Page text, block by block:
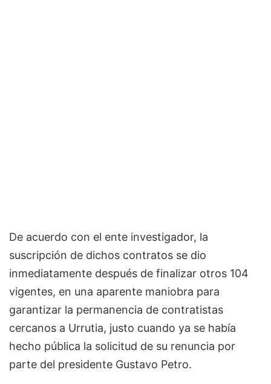
De acuerdo con el ente investigador, la
suscripción de dichos contratos se dio
inmediatamente después de finalizar otros 104
vigentes, en una aparente maniobra para
garantizar la permanencia de contratistas
cercanos a Urrutia, justo cuando ya se había
hecho pública la solicitud de su renuncia por
parte del presidente Gustavo Petro.